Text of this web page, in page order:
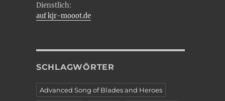
Dienstlich:
auf kjr-mooot.de
SCHLAGWÖRTER
Advanced Song of Blades and Heroes